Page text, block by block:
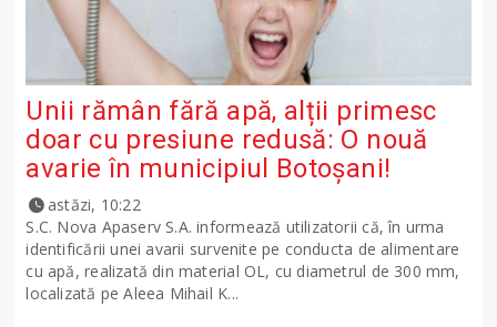
Unii rămân fără apă, alții primesc
doar cu presiune redusă: O nouă
avarie în municipiul Botoșani!
astăzi, 10:22
S.C. Nova Apaserv S.A. informează utilizatorii că, în urma
identificării unei avarii survenite pe conducta de alimentare
cu apă, realizată din material OL, cu diametrul de 300 mm,
localizată pe Aleea Mihail K...